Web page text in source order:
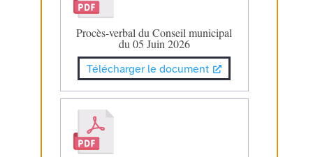
Procès-verbal du Conseil municipal
du 05 Juin 2026
Télécharger le document